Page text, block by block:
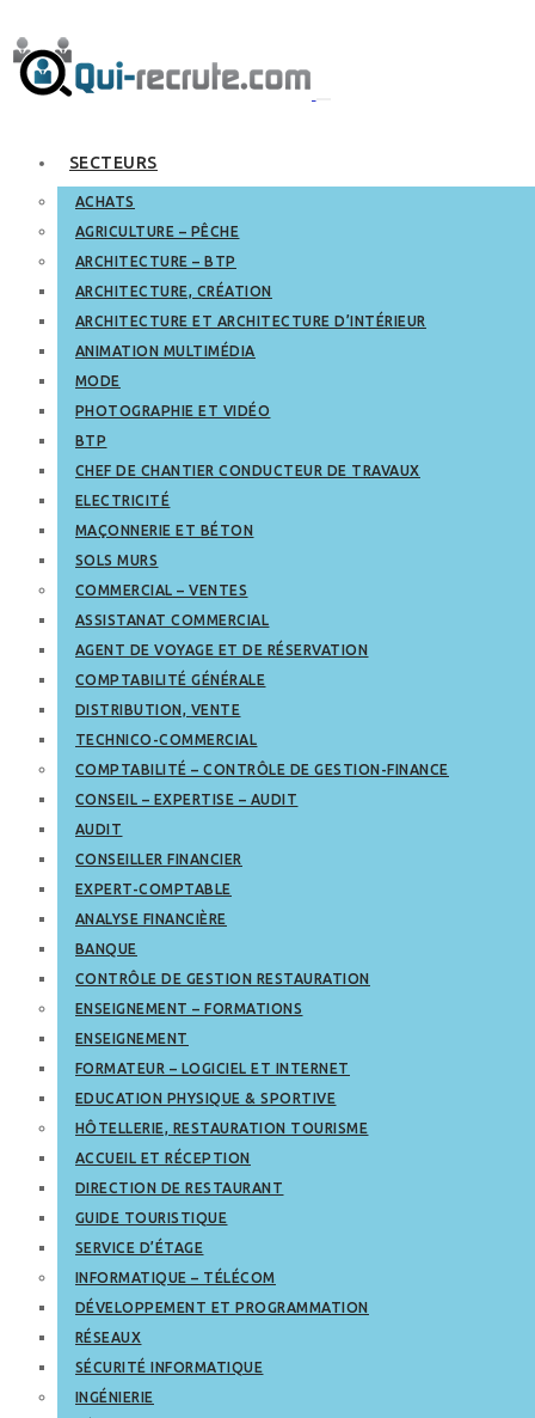
SECTEURS
ACHATS
AGRICULTURE – PÊCHE
ARCHITECTURE – BTP
ARCHITECTURE, CRÉATION
ARCHITECTURE ET ARCHITECTURE D’INTÉRIEUR
ANIMATION MULTIMÉDIA
MODE
PHOTOGRAPHIE ET VIDÉO
BTP
CHEF DE CHANTIER CONDUCTEUR DE TRAVAUX
ELECTRICITÉ
MAÇONNERIE ET BÉTON
SOLS MURS
COMMERCIAL – VENTES
ASSISTANAT COMMERCIAL
AGENT DE VOYAGE ET DE RÉSERVATION
COMPTABILITÉ GÉNÉRALE
DISTRIBUTION, VENTE
TECHNICO-COMMERCIAL
COMPTABILITÉ – CONTRÔLE DE GESTION-FINANCE
CONSEIL – EXPERTISE – AUDIT
AUDIT
CONSEILLER FINANCIER
EXPERT-COMPTABLE
ANALYSE FINANCIÈRE
BANQUE
CONTRÔLE DE GESTION RESTAURATION
ENSEIGNEMENT – FORMATIONS
ENSEIGNEMENT
FORMATEUR – LOGICIEL ET INTERNET
EDUCATION PHYSIQUE & SPORTIVE
HÔTELLERIE, RESTAURATION TOURISME
ACCUEIL ET RÉCEPTION
DIRECTION DE RESTAURANT
GUIDE TOURISTIQUE
SERVICE D’ÉTAGE
INFORMATIQUE – TÉLÉCOM
DÉVELOPPEMENT ET PROGRAMMATION
RÉSEAUX
SÉCURITÉ INFORMATIQUE
INGÉNIERIE